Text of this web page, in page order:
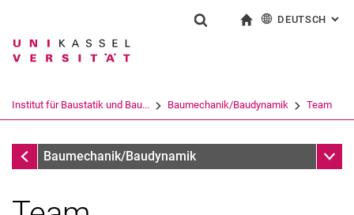
Springe direkt zu: Inhalt
Springe direkt zu: Suche
Springe direkt zu:
Suchbegriff
Suchen (öffnet externen Link in einem
DEUTSCH :
Institut für Baustatik und Bau... Baumechanik/Baudynamik Team
Baumechanik/Baudynamik
Baumechanik/Baudynamik